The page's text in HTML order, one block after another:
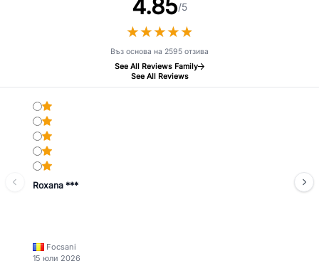
4.85/5
★★★★★
★★★★★
Въз основа на 2595 отзива
See All Reviews Family
See All Reviews
Roxana ***
Focsani
15 юли 2026